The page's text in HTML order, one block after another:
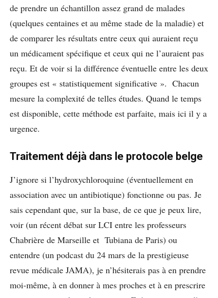
de prendre un échantillon assez grand de malades
(quelques centaines et au même stade de la maladie) et
de comparer les résultats entre ceux qui auraient reçu
un médicament spécifique et ceux qui ne l’auraient pas
reçu. Et de voir si la différence éventuelle entre les deux
groupes est « statistiquement significative ». Chacun
mesure la complexité de telles études. Quand le temps
est disponible, cette méthode est parfaite, mais ici il y a
urgence.
Traitement déjà dans le protocole belge
J’ignore si l’hydroxychloroquine (éventuellement en
association avec un antibiotique) fonctionne ou pas. Je
sais cependant que, sur la base, de ce que je peux lire,
voir (un récent débat sur LCI entre les professeurs
Chabrière de Marseille et Tubiana de Paris) ou
entendre (un podcast du 24 mars de la prestigieuse
revue médicale JAMA), je n’hésiterais pas à en prendre
moi-même, à en donner à mes proches et à en prescrire